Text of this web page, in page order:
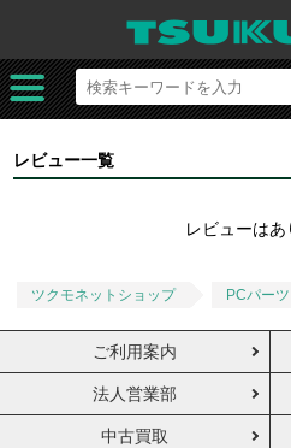
レビュー一覧
レビューはあ
ツクモネットショップ PCパーツ
ご利用案内
法人営業部
中古買取